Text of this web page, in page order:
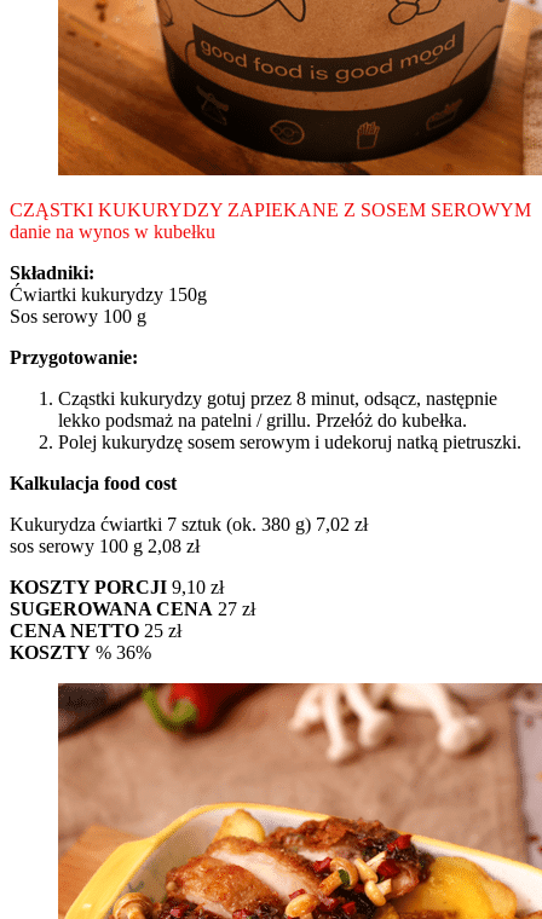
CZĄSTKI KUKURYDZY ZAPIEKANE Z SOSEM SEROWYM
danie na wynos w kubełku
Składniki:
Ćwiartki kukurydzy 150g
Sos serowy 100 g
Przygotowanie:
Cząstki kukurydzy gotuj przez 8 minut, odsącz, następnie
lekko podsmaż na patelni / grillu. Przełóż do kubełka.
Polej kukurydzę sosem serowym i udekoruj natką pietruszki.
Kalkulacja food cost
Kukurydza ćwiartki 7 sztuk (ok. 380 g) 7,02 zł
sos serowy 100 g 2,08 zł
KOSZTY PORCJI 9,10 zł
SUGEROWANA CENA 27 zł
CENA NETTO 25 zł
KOSZTY % 36%